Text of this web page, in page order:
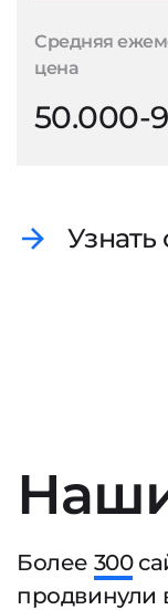
Средняя
цена
50.000-
Узнать
Более 300
продвинули